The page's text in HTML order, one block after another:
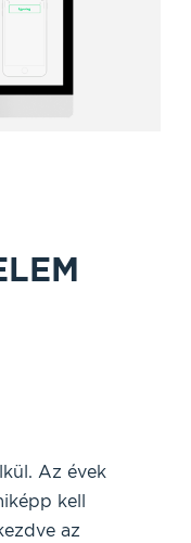
Az évek
kell
az